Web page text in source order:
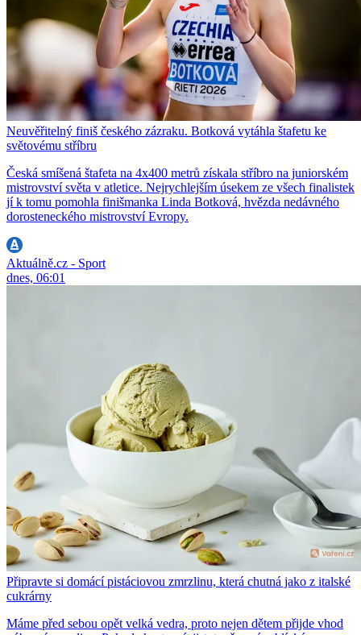
Neuvěřitelný finiš českého zázraku. Botková vytáhla štafetu ke
světovému stříbru
Česká smíšená štafeta na 4x400 metrů získala stříbro na juniorském
mistrovství světa v atletice. Nejrychlejším úsekem ze všech finalistek
jí k tomu pomohla finišmanka Linda Botková, hvězda nedávného
dorosteneckého mistrovství Evropy.
Aktuálně.cz - Sport
dnes, 06:01
Připravte si domácí pistáciovou zmrzlinu, která chutná jako z italské
cukrárny
Máme před sebou opět velká vedra, proto nejen dětem přijde vhod